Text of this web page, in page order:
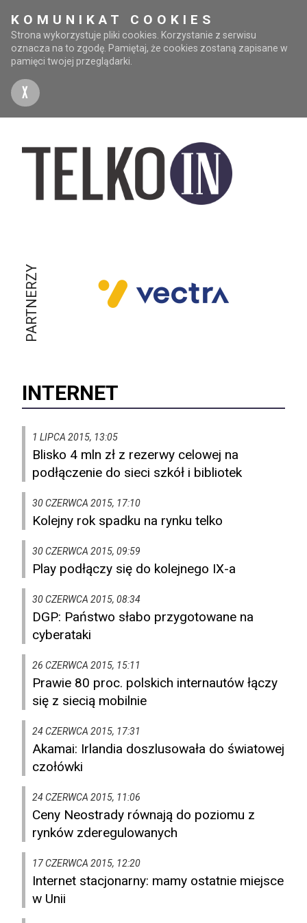
KOMUNIKAT COOKIES
Strona wykorzystuje pliki cookies. Korzystanie z serwisu
oznacza na to zgodę. Pamiętaj, że cookies zostaną zapisane w
pamięci twojej przeglądarki.
X
PARTNERZY
INTERNET
1 LIPCA 2015, 13:05
Blisko 4 mln zł z rezerwy celowej na
podłączenie do sieci szkół i bibliotek
30 CZERWCA 2015, 17:10
Kolejny rok spadku na rynku telko
30 CZERWCA 2015, 09:59
Play podłączy się do kolejnego IX-a
30 CZERWCA 2015, 08:34
DGP: Państwo słabo przygotowane na
cyberataki
26 CZERWCA 2015, 15:11
Prawie 80 proc. polskich internautów łączy
się z siecią mobilnie
24 CZERWCA 2015, 17:31
Akamai: Irlandia doszlusowała do światowej
czołówki
24 CZERWCA 2015, 11:06
Ceny Neostrady równają do poziomu z
rynków zderegulowanych
17 CZERWCA 2015, 12:20
Internet stacjonarny: mamy ostatnie miejsce
w Unii